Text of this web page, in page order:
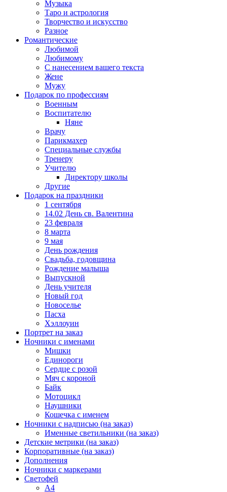
Музыка
Таро и астрология
Творчество и искусство
Разное
Романтические
Любимой
Любимому
С нанесением вашего текста
Жене
Мужу
Подарок по профессиям
Военным
Воспитателю
Няне
Врачу
Парикмахер
Специальные службы
Тренеру
Учителю
Директору школы
Другие
Подарок на праздники
1 сентября
14.02 День св. Валентина
23 февраля
8 марта
9 мая
День рождения
Свадьба, годовщина
Рождение малыша
Выпускной
День учителя
Новый год
Новоселье
Пасха
Хэллоуин
Портрет на заказ
Ночники с именами
Мишки
Единороги
Сердце с розой
Мяч с короной
Байк
Мотоцикл
Наушники
Кошечка с именем
Ночники с надписью (на заказ)
Именные светильники (на заказ)
Детские метрики (на заказ)
Корпоративные (на заказ)
Дополнения
Ночники с маркерами
Светофей
А4